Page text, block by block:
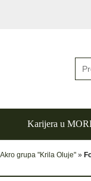
Karijera u
grupa "Krila Oluje" »